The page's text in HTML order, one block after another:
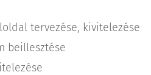
tervezése, kivitelezése
beillesztése